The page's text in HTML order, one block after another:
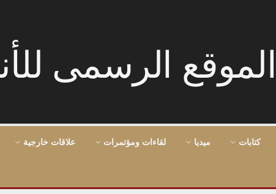
كتابات ميديا لقاءات ومؤتمرات علاقات خارجية